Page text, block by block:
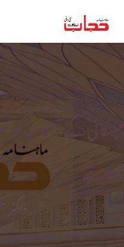
مہنگائی کے آسیب کو
بھگائیے